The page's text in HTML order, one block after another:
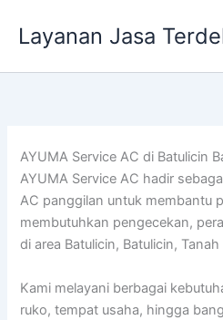
Layanan Jasa
AYUMA Service AC di Batulicin
AYUMA Service AC hadir
AC panggilan untuk membantu
membutuhkan pengecekan,
di area Batulicin, Batulicin,
Kami melayani berbagai
ruko, tempat usaha, hingga